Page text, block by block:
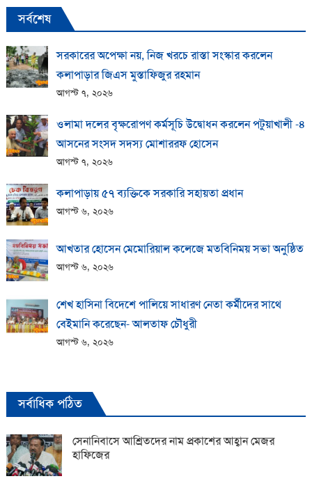
সর্বশেষ
সরকারের অপেক্ষা নয়, নিজ খরচে রাস্তা সংস্কার করলেন
কলাপাড়ার জিএস মুস্তাফিজুর রহমান
আগস্ট ৭, ২০২৬
ওলামা দলের বৃক্ষরোপণ কর্মসূচি উদ্বোধন করলেন পটুয়াখালী -৪
আসনের সংসদ সদস্য মোশাররফ হোসেন
আগস্ট ৭, ২০২৬
কলাপাড়ায় ​৫৭ ব্যক্তিকে সরকারি সহায়তা প্রধান
আগস্ট ৬, ২০২৬
আখতার হোসেন মেমোরিয়াল কলেজে মতবিনিময় সভা অনুষ্ঠিত
আগস্ট ৬, ২০২৬
শেখ হাসিনা বিদেশে পালিয়ে সাধারণ নেতা কর্মীদের সাথে
বেইমানি করেছেন- আলতাফ চৌধুরী
আগস্ট ৬, ২০২৬
সর্বাধিক পঠিত
সেনানিবাসে আশ্রিতদের নাম প্রকাশের আহ্বান মেজর
হাফিজের